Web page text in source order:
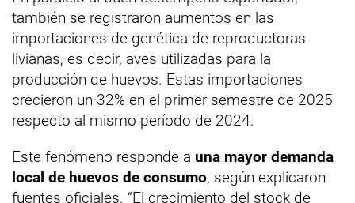
también se registraron aumentos en las
importaciones de genética de reproductoras
livianas, es decir, aves utilizadas para la
producción de huevos. Estas importaciones
crecieron un 32% en el primer semestre de 2025
respecto al mismo período de 2024.
Este fenómeno responde a una mayor demanda
local de huevos de consumo, según explicaron
fuentes oficiales. “El crecimiento del stock de